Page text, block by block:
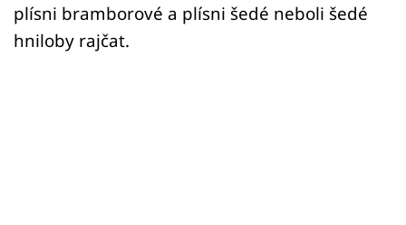
plísni bramborové a plísni šedé neboli šedé
hniloby rajčat.